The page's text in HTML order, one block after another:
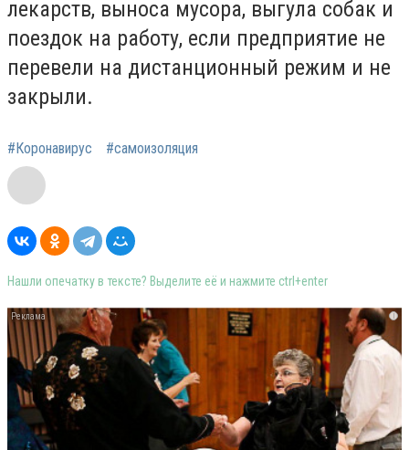
лекарств, выноса мусора, выгула собак и
поездок на работу, если предприятие не
перевели на дистанционный режим и не
закрыли.
#Коронавирус #самоизоляция
Нашли опечатку в тексте? Выделите её и нажмите ctrl+enter
i